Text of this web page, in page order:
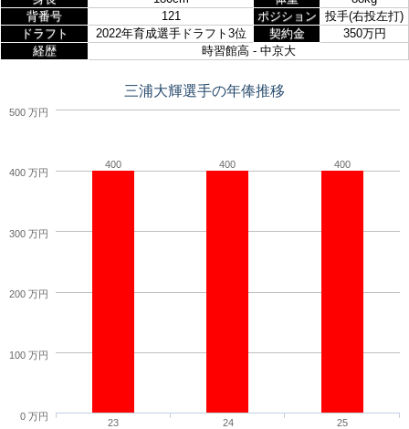
背番号
121 ポジション
投手(右投左打)
ドラフト
2022年育成選手ドラフト3位 契約金
350万円
経歴
時習館高 - 中京大
三浦大輝選手の年俸推移
400 400 400
23 24 25
0 万円
100 万円
200 万円
300 万円
400 万円
500 万円